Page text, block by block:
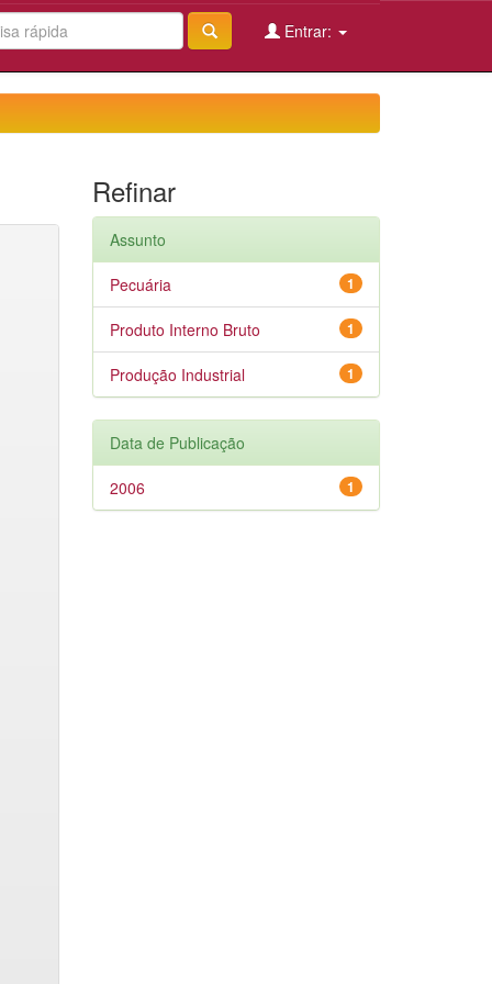
Entrar:
Refinar
Assunto
1
Pecuária
1
Produto Interno Bruto
1
Produção Industrial
Data de Publicação
1
2006